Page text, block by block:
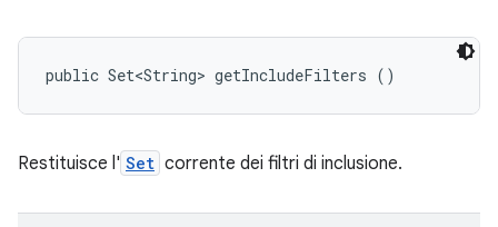
public Set<String> getIncludeFilters ()
Restituisce l' Set corrente dei filtri di inclusione.